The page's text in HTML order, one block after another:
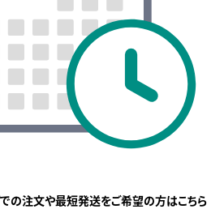
の注文や最短発送をご希望の方はこちら